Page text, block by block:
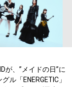
が、”メイドの日”に
ル「ENERGETIC」